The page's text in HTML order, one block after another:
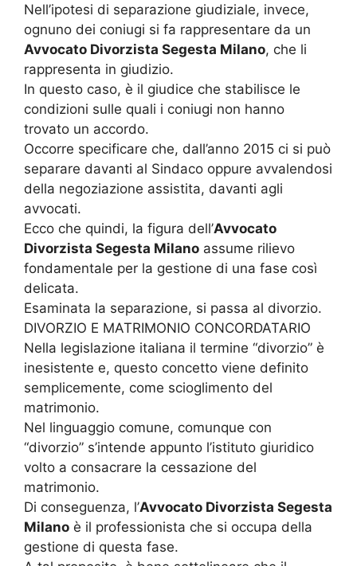
Nell’ipotesi di separazione giudiziale, invece,
ognuno dei coniugi si fa rappresentare da un
Avvocato Divorzista Segesta Milano, che li
rappresenta in giudizio.
In questo caso, è il giudice che stabilisce le
condizioni sulle quali i coniugi non hanno
trovato un accordo.
Occorre specificare che, dall’anno 2015 ci si può
separare davanti al Sindaco oppure avvalendosi
della negoziazione assistita, davanti agli
avvocati.
Ecco che quindi, la figura dell’Avvocato
Divorzista Segesta Milano assume rilievo
fondamentale per la gestione di una fase così
delicata.
Esaminata la separazione, si passa al divorzio.
DIVORZIO E MATRIMONIO CONCORDATARIO
Nella legislazione italiana il termine “divorzio” è
inesistente e, questo concetto viene definito
semplicemente, come scioglimento del
matrimonio.
Nel linguaggio comune, comunque con
“divorzio” s’intende appunto l’istituto giuridico
volto a consacrare la cessazione del
matrimonio.
Di conseguenza, l’Avvocato Divorzista Segesta
Milano è il professionista che si occupa della
gestione di questa fase.